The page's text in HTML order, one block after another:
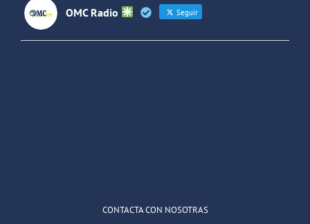
OMC Radio Seguir
CONTACTA CON NOSOTRAS